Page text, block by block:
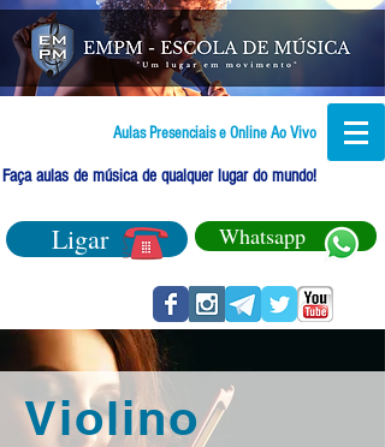
Aulas Presenciais e Online Ao Vivo
Faça aulas de música de qualquer lugar do mundo!
Ligar Whatsapp
Violino